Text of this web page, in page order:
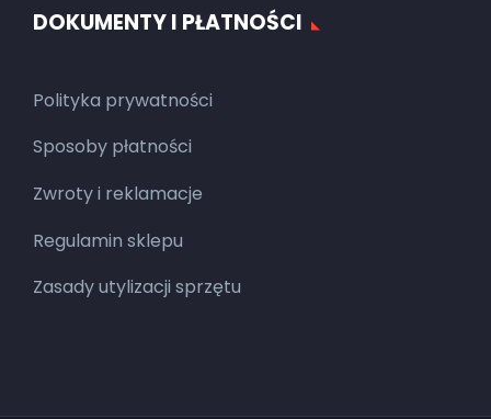
DOKUMENTY I PŁATNOŚCI
Polityka prywatności
Sposoby płatności
Zwroty i reklamacje
Regulamin sklepu
Zasady utylizacji sprzętu